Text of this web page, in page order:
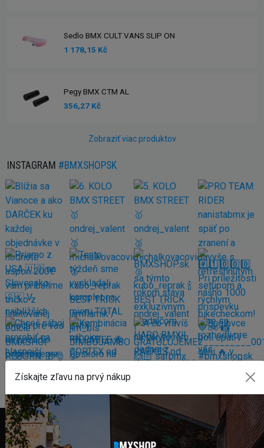
Sedlo BMX CULT VANS SLIP ON
1 178,15 Kč
Pegy BMX CTM AL
356,27 Kč
Zobraziť viac produktov
INSTAGRAM #BMXSHOPSK
Získajte zľavu na prvý nákup